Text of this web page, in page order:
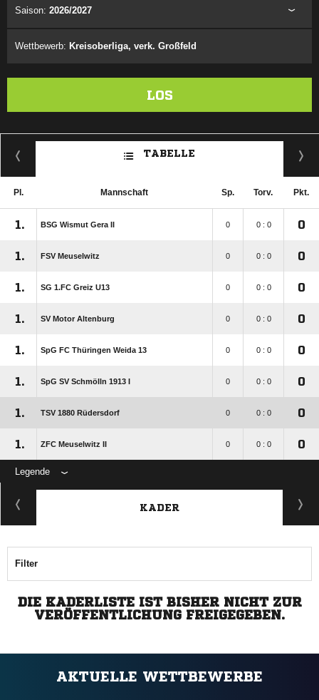
Saison: 2026/2027
Wettbewerb: Kreisoberliga, verk. Großfeld
LOS
TABELLE
Pl. Mannschaft Sp. Torv. Pkt.
1. BSG Wismut Gera II 0 0 : 0 0
1. FSV Meuselwitz 0 0 : 0 0
1. SG 1.FC Greiz U13 0 0 : 0 0
1. SV Motor Altenburg 0 0 : 0 0
1. SpG FC Thüringen Weida 13 0 0 : 0 0
1. SpG SV Schmölln 1913 I 0 0 : 0 0
1. TSV 1880 Rüdersdorf 0 0 : 0 0
1. ZFC Meuselwitz II 0 0 : 0 0
Legende
KADER
Filter
DIE KADERLISTE IST BISHER NICHT ZUR
VERÖFFENTLICHUNG FREIGEGEBEN.
AKTUELLE WETTBEWERBE